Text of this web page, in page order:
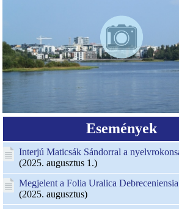
Események
Interjú Maticsák Sándorral a
(2025. augusztus 1.)
Megjelent a Folia Uralica
(2025. augusztus)